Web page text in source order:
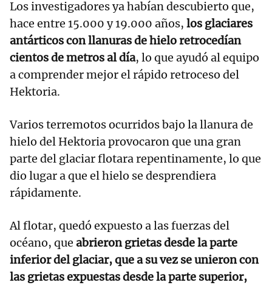
Los investigadores ya habían descubierto que,
hace entre 15.000 y 19.000 años, los glaciares
antárticos con llanuras de hielo retrocedían
cientos de metros al día, lo que ayudó al equipo
a comprender mejor el rápido retroceso del
Hektoria.
Varios terremotos ocurridos bajo la llanura de
hielo del Hektoria provocaron que una gran
parte del glaciar flotara repentinamente, lo que
dio lugar a que el hielo se desprendiera
rápidamente.
Al flotar, quedó expuesto a las fuerzas del
océano, que abrieron grietas desde la parte
inferior del glaciar, que a su vez se unieron con
las grietas expuestas desde la parte superior,